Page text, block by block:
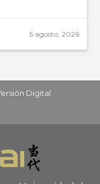
5 agosto, 2026
Digital